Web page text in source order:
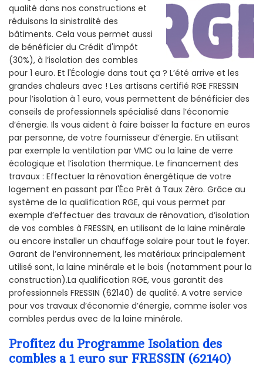
qualité dans nos constructions et
réduisons la sinistralité des
bâtiments. Cela vous permet aussi
de bénéficier du Crédit d'impôt
(30%), à l’isolation des combles
pour 1 euro. Et l'Écologie dans tout ça ? L’été arrive et les
grandes chaleurs avec ! Les artisans certifié RGE FRESSIN
pour l’isolation à 1 euro, vous permettent de bénéficier des
conseils de professionnels spécialisé dans l’économie
d’énergie. Ils vous aident à faire baisser la facture en euros
par personne, de votre fournisseur d’énergie. En utilisant
par exemple la ventilation par VMC ou la laine de verre
écologique et l’isolation thermique. Le financement des
travaux : Effectuer la rénovation énergétique de votre
logement en passant par l'Éco Prêt à Taux Zéro. Grâce au
système de la qualification RGE, qui vous permet par
exemple d’effectuer des travaux de rénovation, d’isolation
de vos combles à FRESSIN, en utilisant de la laine minérale
ou encore installer un chauffage solaire pour tout le foyer.
Garant de l’environnement, les matériaux principalement
utilisé sont, la laine minérale et le bois (notamment pour la
construction).La qualification RGE, vous garantit des
professionnels FRESSIN (62140) de qualité. A votre service
pour vos travaux d’économie d’énergie, comme isoler vos
combles perdus avec de la laine minérale.
Profitez du Programme Isolation des
combles a 1 euro sur FRESSIN (62140)